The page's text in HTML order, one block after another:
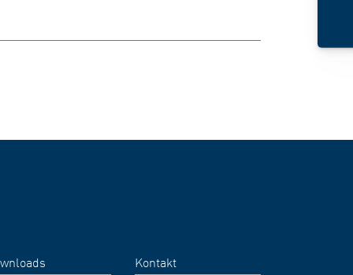
Kontakt